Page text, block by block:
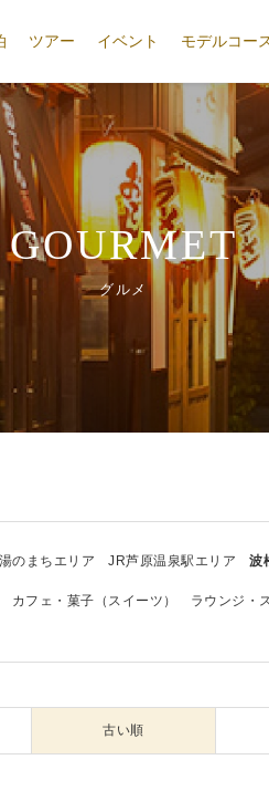
ツアー イベント モデルコー
GOURMET
グルメ
のまちエリア JR芦原温泉駅エリア 波
カフェ・菓子（スイーツ） ラウンジ・
古い順